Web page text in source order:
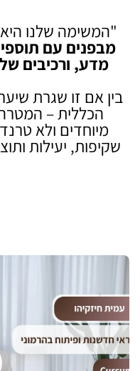
"המשימה שלנו
מבפנים עם
מדע, ורכיבים
בין אם זו שגרת
הכללית – המטרה
מיוחדים ולא
שקיפות, יעילות